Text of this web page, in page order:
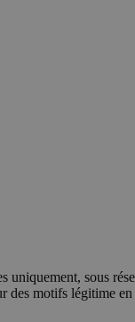
uniquement, sous
des motifs légitime